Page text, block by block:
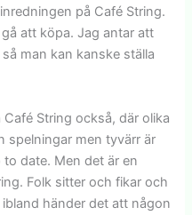
på Café String.
att köpa. Jag antar att
man kan kanske ställa
String också, där olika
spelningar men tyvärr är
date. Men det är en
Folk sitter och fikar och
händer det att någon